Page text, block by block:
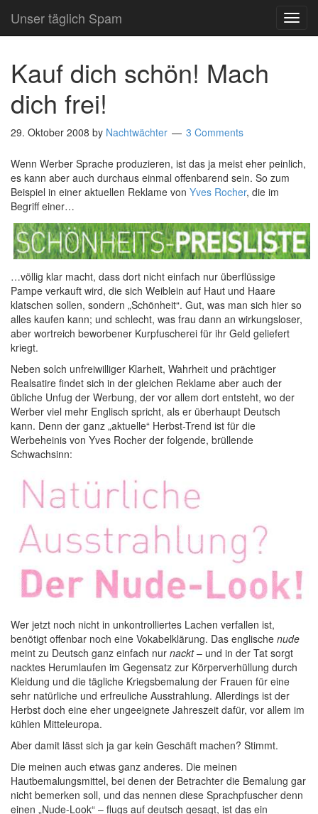
Unser täglich Spam
Kauf dich schön! Mach
dich frei!
29. Oktober 2008 by Nachtwächter 3 Comments
Wenn Werber Sprache produzieren, ist das ja meist eher peinlich,
es kann aber auch durchaus einmal offenbarend sein. So zum
Beispiel in einer aktuellen Reklame von Yves Rocher, die im
Begriff einer…
…völlig klar macht, dass dort nicht einfach nur überflüssige
Pampe verkauft wird, die sich Weiblein auf Haut und Haare
klatschen sollen, sondern „Schönheit“. Gut, was man sich hier so
alles kaufen kann; und schlecht, was frau dann an wirkungsloser,
aber wortreich beworbener Kurpfuscherei für ihr Geld geliefert
kriegt.
Neben solch unfreiwilliger Klarheit, Wahrheit und prächtiger
Realsatire findet sich in der gleichen Reklame aber auch der
übliche Unfug der Werbung, der vor allem dort entsteht, wo der
Werber viel mehr Englisch spricht, als er überhaupt Deutsch
kann. Denn der ganz „aktuelle“ Herbst-Trend ist für die
Werbeheinis von Yves Rocher der folgende, brüllende
Schwachsinn:
Wer jetzt noch nicht in unkontrolliertes Lachen verfallen ist,
benötigt offenbar noch eine Vokabelklärung. Das englische nude
meint zu Deutsch ganz einfach nur nackt– und in der Tat sorgt
nacktes Herumlaufen im Gegensatz zur Körperverhüllung durch
Kleidung und die tägliche Kriegsbemalung der Frauen für eine
sehr natürliche und erfreuliche Ausstrahlung. Allerdings ist der
Herbst doch eine eher ungeeignete Jahreszeit dafür, vor allem im
kühlen Mitteleuropa.
Aber damit lässt sich ja gar kein Geschäft machen? Stimmt.
Die meinen auch etwas ganz anderes. Die meinen
Hautbemalungsmittel, bei denen der Betrachter die Bemalung gar
nicht bemerken soll, und das nennen diese Sprachpfuscher denn
einen „Nude-Look“ – flugs auf deutsch gesagt, ist das ein